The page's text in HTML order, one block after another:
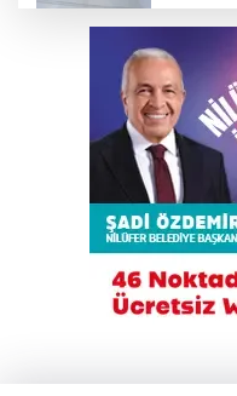
DAĞDER
birliği
Türkiye,
arasında